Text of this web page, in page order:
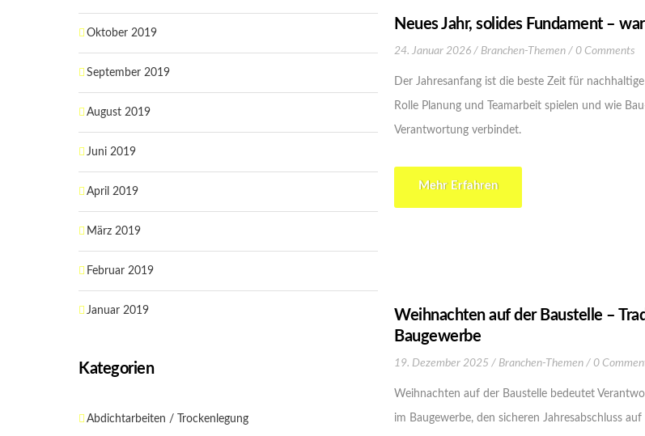
Neues Jahr, solides Fundament –
24. Januar 2026 Branchen-Themen 0 Comments
Der Jahresanfang ist die beste Zeit für
Rolle Planung und Teamarbeit spielen und wie
Verantwortung verbindet.
Mehr Erfahren
Weihnachten auf der Baustelle –
Baugewerbe
19. Dezember 2025 Branchen-Themen 0
Weihnachten auf der Baustelle bedeutet
im Baugewerbe, den sicheren Jahresabschluss
Oktober 2019
September 2019
August 2019
Juni 2019
April 2019
März 2019
Februar 2019
Januar 2019
Kategorien
Abdichtarbeiten / Trockenlegung